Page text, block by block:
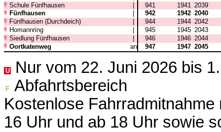
Schule Fünfhausen
| 941 1941
2039
Fünfhausen
942 1942 2040
Fünfhausen (Durchdeich)
944 1944 2042
Homannring
945 1945 2043
Siedlung Fünfhausen
946 1946 2044
Oortkatenweg
an 947 1947 2045
U Nur vom 22. Juni 2026 bis
F
Abfahrtsbereich
Kostenlose
16 Uhr und ab 18 Uhr sowie